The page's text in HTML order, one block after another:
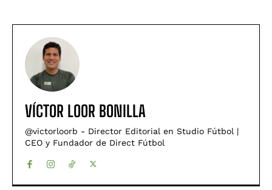
VÍCTOR LOOR BONILLA
@victorloorb - Director Editorial en Studio Fútbol |
CEO y Fundador de Direct Fútbol